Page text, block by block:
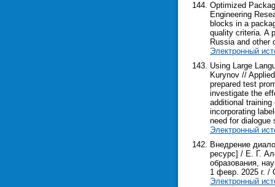
Optimized
Engineering
blocks in a
quality criteria. A
Russia and other
Электронный
Using Large
Kurynov //
prepared test
investigate the
additional
incorporating
need for dialogue
Электронный
Внедрение
ресурс] / Е. Г.
образования,
1 февр. 2025 г. /
Электронный